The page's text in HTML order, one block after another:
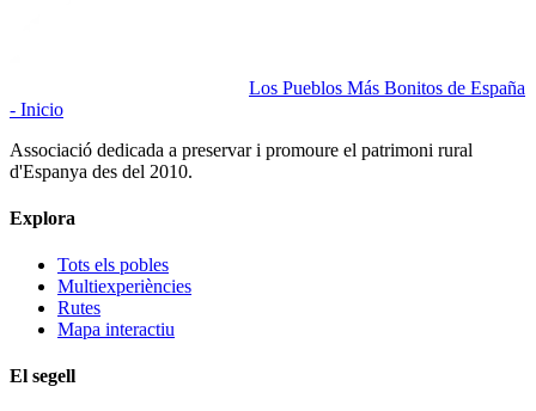
Los Pueblos Más Bonitos de España
- Inicio
Associació dedicada a preservar i promoure el patrimoni rural
d'Espanya des del 2010.
Explora
Tots els pobles
Multiexperiències
Rutes
Mapa interactiu
El segell